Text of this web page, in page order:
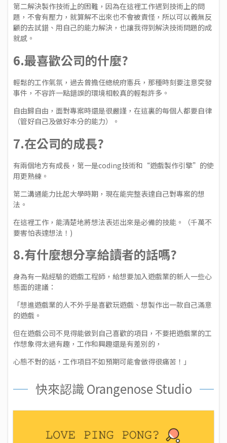
第二解決製作技術上的困難，因為在這裡工作遇到技術上的問
題，不會有壓力，就算解不出來也不會被責怪，所以可以義無反
顧的去試錯、用自己的能力解決，也讓我得到解決技術問題的成
就感。
6.最喜歡公司的什麼?
輕鬆的工作氣氛，過去曾擔任總統府憲兵，那種時刻要注意突發
事件，不容許一點錯誤的環境相較真的輕鬆許多。
自由歸自由，面對專案時還是很嚴謹，在這裏的每個人都要自律
（管好自己及做好本分的能力）。
7.在公司的成長?
有兩個地方有成長，第一是coding技術和“遊戲製作引擎”的使
用更熟練。
第二溝通能力比起大學時期，現在能完整表達自己對專案的想
法。
在這裡工作，能清楚地將想法表述出來是必備的技能。（千萬不
要害怕表達想法！)
8.有什麼想分享給讀者的話嗎?
身為有一點經驗的遊戲工程師，給想要加入遊戲業的新人一些心
態面的建議：
「想進遊戲業的人不外乎是喜歡玩遊戲、想製作出一款自己滿意
的遊戲。
但在遊戲公司不見得能做到自己喜歡的項目，不要把遊戲業的工
作想象得太過有趣，工作和興趣還是有差別的，
心態不對的話，工作項目不如預期可能會做得很痛苦！」
快來認識 Orangenose Studio